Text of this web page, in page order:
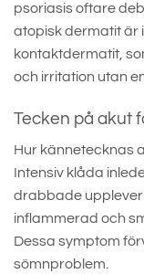
psoriasis oftare
atopisk dermatit är
kontaktdermatit,
och irritation utan
Tecken på akut
Hur kännetecknas
Intensiv klåda
drabbade upplever
inflammerad och
Dessa symptom
sömnproblem.